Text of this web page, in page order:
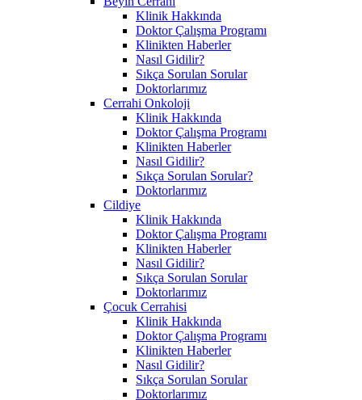
Klinik Hakkında
Doktor Çalışma Programı
Klinikten Haberler
Nasıl Gidilir?
Sıkça Sorulan Sorular
Doktorlarımız
Cerrahi Onkoloji
Klinik Hakkında
Doktor Çalışma Programı
Klinikten Haberler
Nasıl Gidilir?
Sıkça Sorulan Sorular?
Doktorlarımız
Cildiye
Klinik Hakkında
Doktor Çalışma Programı
Klinikten Haberler
Nasıl Gidilir?
Sıkça Sorulan Sorular
Doktorlarımız
Çocuk Cerrahisi
Klinik Hakkında
Doktor Çalışma Programı
Klinikten Haberler
Nasıl Gidilir?
Sıkça Sorulan Sorular
Doktorlarımız